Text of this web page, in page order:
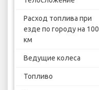
Расход топлива при
езде по городу на 100
км
Ведущие колеса
Топливо